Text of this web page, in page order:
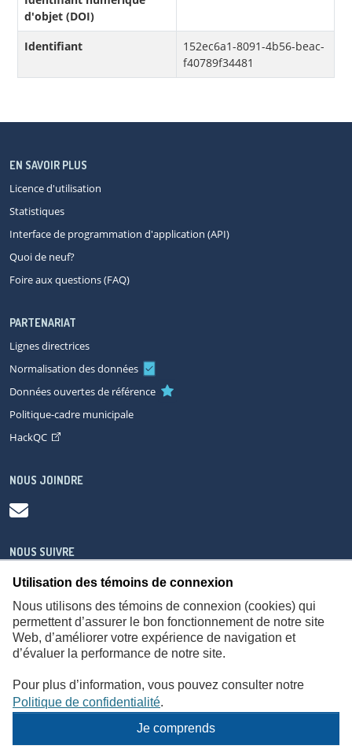
d'objet (DOI)
Identifiant
152ec6a1-8091-4b56-beac-
f40789f34481
Utilisation des témoins de connexion
Nous utilisons des témoins de connexion (cookies) qui
permettent d’assurer le bon fonctionnement de notre site
Web, d’améliorer votre expérience de navigation et
d’évaluer la performance de notre site.
Pour plus d’information, vous pouvez consulter notre
Politique de confidentialité.
Je comprends
EN SAVOIR PLUS
Licence d'utilisation
Statistiques
Interface de programmation d'application (API)
Quoi de neuf?
Foire aux questions (FAQ)
PARTENARIAT
Lignes directrices
Normalisation des données
Données ouvertes de référence
Politique-cadre municipale
HackQC
NOUS JOINDRE
NOUS SUIVRE
À propos Accessibilité Plan du site
Consignes de sécurité
© Gouvernement du Québec,